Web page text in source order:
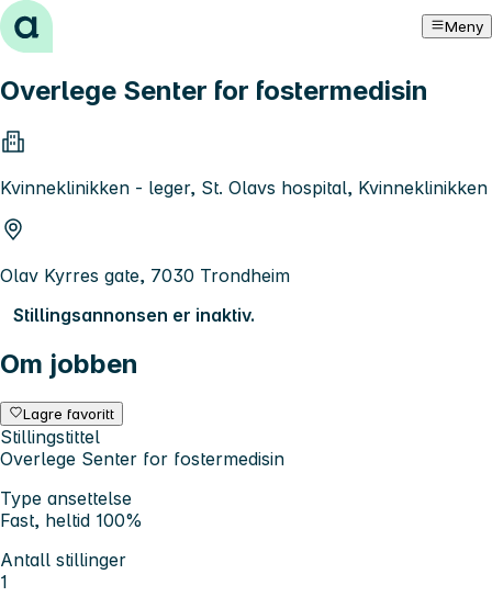
Hopp til innhold Meny
Overlege Senter for fostermedisin
Kvinneklinikken - leger, St. Olavs hospital, Kvinneklinikken
Olav Kyrres gate, 7030 Trondheim
Stillingsannonsen er inaktiv.
Om jobben
Lagre favoritt
Stillingstittel
Overlege Senter for fostermedisin
Type ansettelse
Fast, heltid 100%
Antall stillinger
1